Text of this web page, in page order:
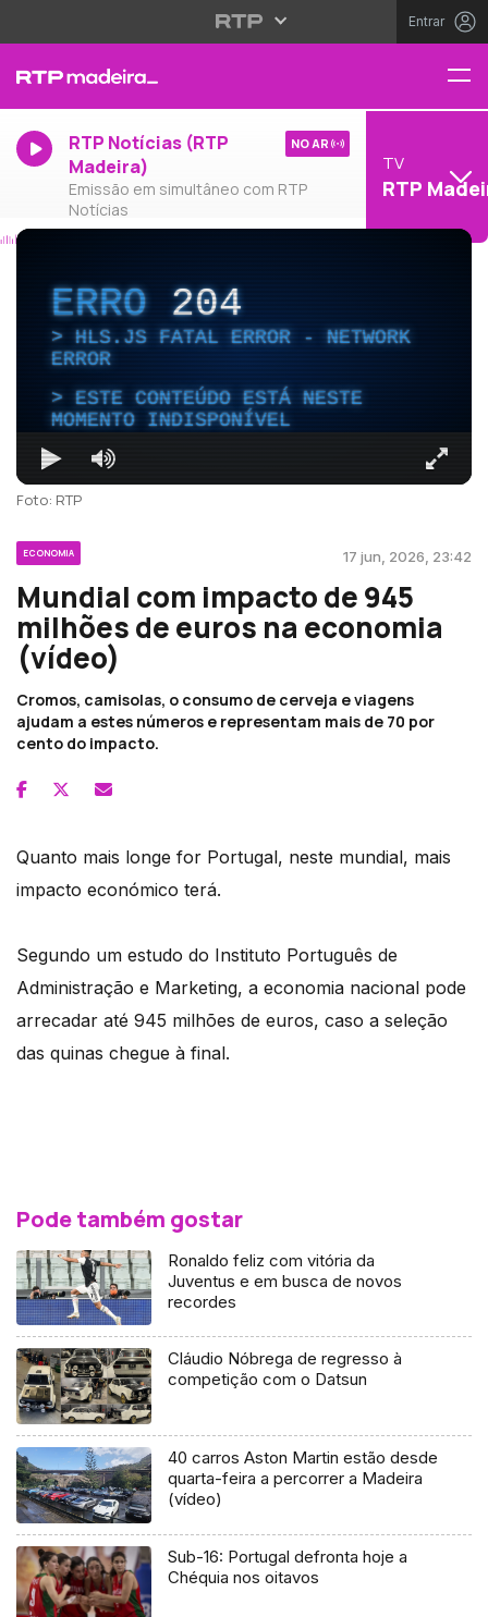
Entrar
RTP Notícias (RTP
Madeira)
Emissão em simultâneo com RTP
Notícias
NO AR
TV
RTP
ERRO204
HLS.JS FATAL ERROR - NETWORK
ERROR
ESTE CONTEÚDO ESTÁ NESTE
MOMENTO INDISPONÍVEL
Foto: RTP
ECONOMIA 17 jun, 2026, 23:42
Mundial com impacto de 945
milhões de euros na economia
(vídeo)
Cromos, camisolas, o consumo de cerveja e viagens
ajudam a estes números e representam mais de 70 por
cento do impacto.
Quanto mais longe for Portugal, neste mundial, mais
impacto económico terá.
Segundo um estudo do Instituto Português de
Administração e Marketing, a economia nacional pode
arrecadar até 945 milhões de euros, caso a seleção
das quinas chegue à final.
Pode também gostar
Ronaldo feliz com vitória da
Juventus e em busca de novos
recordes
Cláudio Nóbrega de regresso à
competição com o Datsun
40 carros Aston Martin estão desde
quarta-feira a percorrer a Madeira
(vídeo)
Sub-16: Portugal defronta hoje a
Chéquia nos oitavos